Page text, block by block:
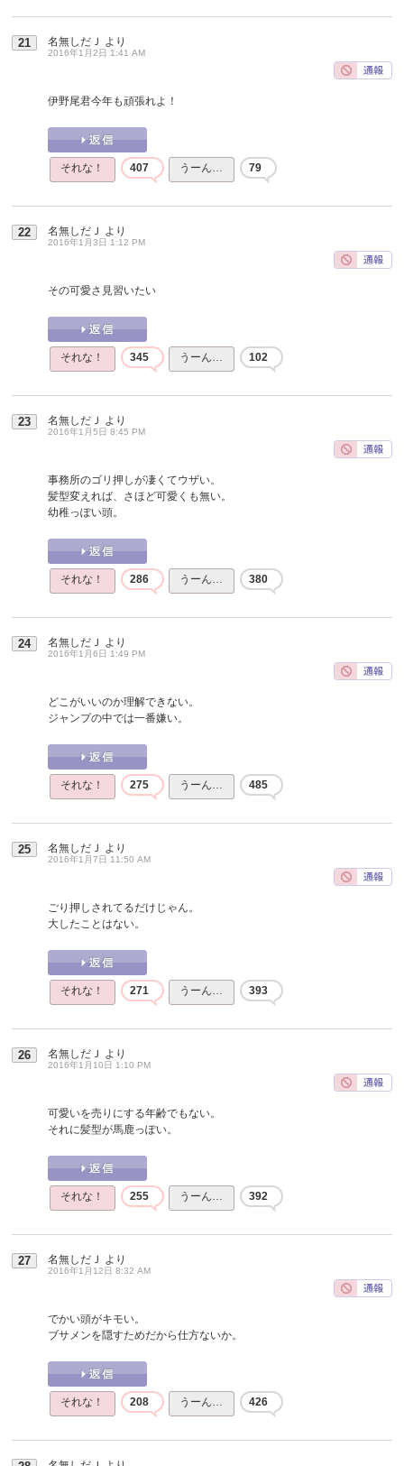
21 名無しだＪ より
2016年1月2日 1:41 AM
伊野尾君今年も頑張れよ！
それな！ 407 うーん… 79
22 名無しだＪ より
2016年1月3日 1:12 PM
その可愛さ見習いたい
それな！ 345 うーん… 102
23 名無しだＪ より
2016年1月5日 8:45 PM
事務所のゴリ押しが凄くてウザい。
髪型変えれば、さほど可愛くも無い。
幼稚っぽい頭。
それな！ 286 うーん… 380
24 名無しだＪ より
2016年1月6日 1:49 PM
どこがいいのか理解できない。
ジャンプの中では一番嫌い。
それな！ 275 うーん… 485
25 名無しだＪ より
2016年1月7日 11:50 AM
ごり押しされてるだけじゃん。
大したことはない。
それな！ 271 うーん… 393
26 名無しだＪ より
2016年1月10日 1:10 PM
可愛いを売りにする年齢でもない。
それに髪型が馬鹿っぽい。
それな！ 255 うーん… 392
27 名無しだＪ より
2016年1月12日 8:32 AM
でかい頭がキモい。
ブサメンを隠すためだから仕方ないか。
それな！ 208 うーん… 426